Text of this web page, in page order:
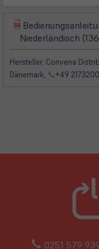
(öffnet
in
neuem
Tab)
Niederländisch
Hersteller: Convena
Dänemark, 📞+49
0251 579